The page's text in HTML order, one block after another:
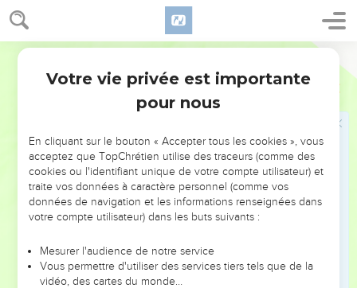
Esaïe 21
Où en est la nuit?
Message sur Douma. On me crie de Séir : « Sentinelle,
quelle nouvelle de la nuit ? Sentinelle, quelle nouvelle de la
La sentinelle répond : « Le matin arrive, mais aussi la nuit.
Convertissez-vous et venez ! »
Les fuyards de Dédan et de Quédar
Message sur l'Arabie. Vous passerez la nuit dans les forêts
Allez à la rencontre de l’assoiffé, apportez-lui de l'eau !
Habitants du pays de Théma, allez à la rencontre du fugitif
Votre vie privée est importante
pour nous
En cliquant sur le bouton « Accepter tous les cookies », vous
acceptez que TopChrétien utilise des traceurs (comme des
cookies ou l'identifiant unique de votre compte utilisateur) et
traite vos données à caractère personnel (comme vos
données de navigation et les informations renseignées dans
votre compte utilisateur) dans les buts suivants :
Mesurer l'audience de notre service
Vous permettre d'utiliser des services tiers tels que de la
vidéo, des cartes du monde…